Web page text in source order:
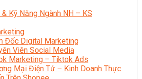
Kỹ Năng Ngành NH – KS
Đốc Digital Marketing
Viên Social Media
Marketing – Tiktok Ads
Mại Điện Tử – Kinh Doanh Thực